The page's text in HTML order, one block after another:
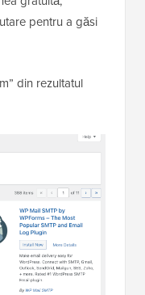
pentru a găsi
din rezultatul